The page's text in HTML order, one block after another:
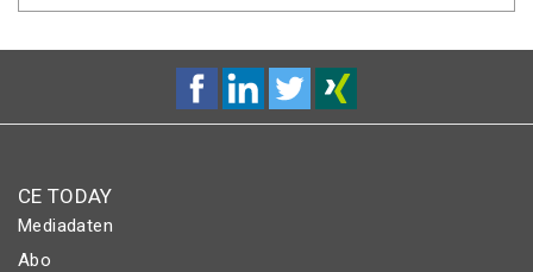
CE TODAY
Mediadaten
Abo